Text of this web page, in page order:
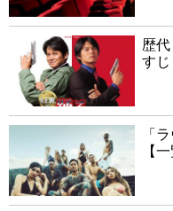
歴
すじ
「
【